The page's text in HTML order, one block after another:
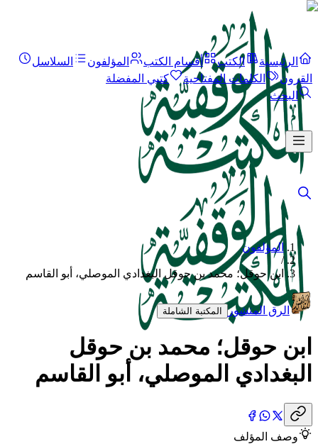
الرئيسية الكتب أقسام الكتب المؤلفون
السلاسل
القرون
الكلمات المفتاحية
كتبي المفضلة
البحث
المؤلفون
/
ابن حوقل؛ محمد بن حوقل البغدادي الموصلي، أبو القاسم
الرق المنشور المكتبة الشاملة
ابن حوقل؛ محمد بن حوقل
البغدادي الموصلي، أبو القاسم
وصف المؤلف